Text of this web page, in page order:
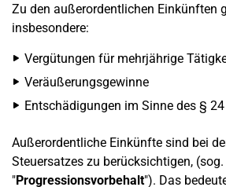
Zu den außerordentlichen Einkünften
insbesondere:
Vergütungen für mehrjährige
Veräußerungsgewinne
Entschädigungen im Sinne des § 24
Außerordentliche Einkünfte sind bei
Steuersatzes zu berücksichtigen, (sog.
"Progressionsvorbehalt"). Das